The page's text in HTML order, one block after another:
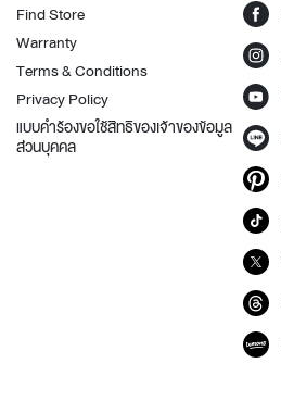
Find Store
Warranty
Terms & Conditions
Privacy Policy
แบบคำร้องขอใช้สิทธิของเจ้าของข้อมูล
ส่วนบุคคล